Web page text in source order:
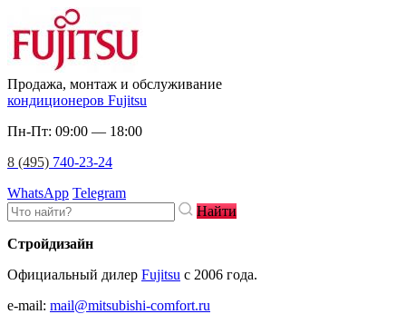
Продажа, монтаж и обслуживание
кондиционеров Fujitsu
Пн-Пт: 09:00 — 18:00
8 (495) 740-23-24
WhatsApp Telegram
Найти
Стройдизайн
Официальный дилер Fujitsu c 2006 года.
e-mail: mail@mitsubishi-comfort.ru